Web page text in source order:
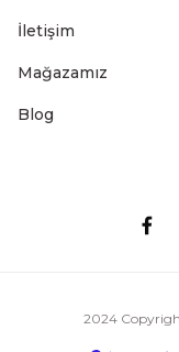
Çok Amaçlı
İletişim
Mağazamız
Blog
2024